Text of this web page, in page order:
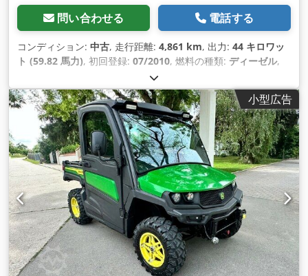
問い合わせる 電話する
コンディション: 中古, 走行距離: 4,861 km, 出力: 44 キロワッ
ト (59.82 馬力), 初回登録: 07/2010, 燃料の種類: ディーゼル,
, サスペンション:
稼働時間:4,861 h, 装備:全輪駆動,
小型広告